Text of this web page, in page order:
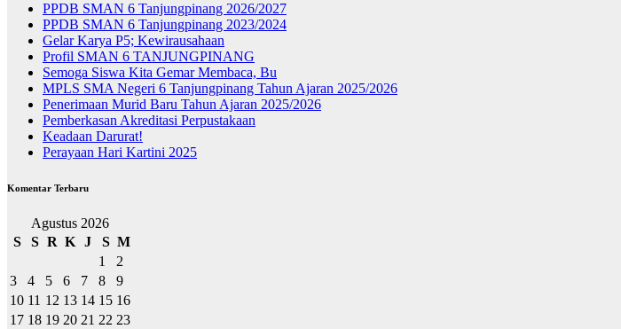
PPDB SMAN 6 Tanjungpinang 2026/2027
PPDB SMAN 6 Tanjungpinang 2023/2024
Gelar Karya P5; Kewirausahaan
Profil SMAN 6 TANJUNGPINANG
Semoga Siswa Kita Gemar Membaca, Bu
MPLS SMA Negeri 6 Tanjungpinang Tahun Ajaran 2025/2026
Penerimaan Murid Baru Tahun Ajaran 2025/2026
Pemberkasan Akreditasi Perpustakaan
Keadaan Darurat!
Perayaan Hari Kartini 2025
Komentar Terbaru
Agustus 2026
S
S R K J S M
1
2
3
4 5 6 7 8
9
10 11 12 13 14 15 16
17 18 19 20 21 22 23